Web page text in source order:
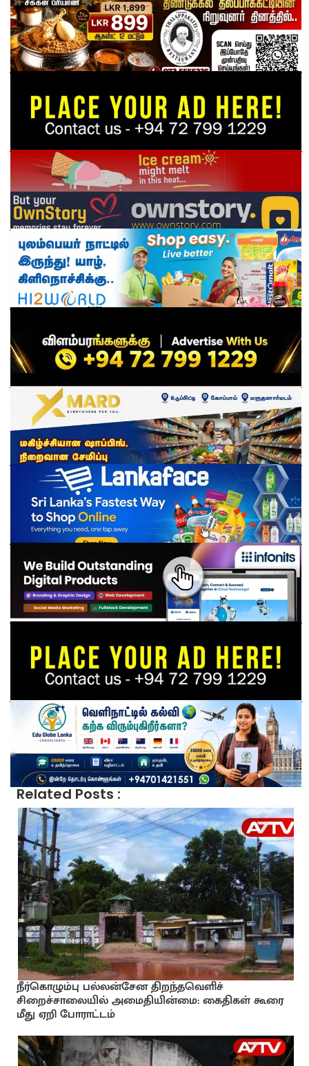
Related Posts :
நீர்கொழும்பு பல்லன்சேன திறந்தவெளிச்
சிறைச்சாலையில் அமைதியின்மை: கைதிகள் கூரை
மீது ஏறி போராட்டம்